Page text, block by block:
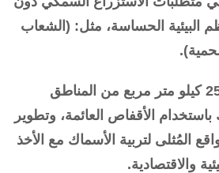
البيئية الحساسة، مثل: (الشعاب
وقد تم تحديد حوالي 255 كيلو متر مربع من المناطق
باستخدام الأقفاص العائمة، وتطوير
المُثلى لتربية الأسماك مع الأخذ
والاقتصادية.